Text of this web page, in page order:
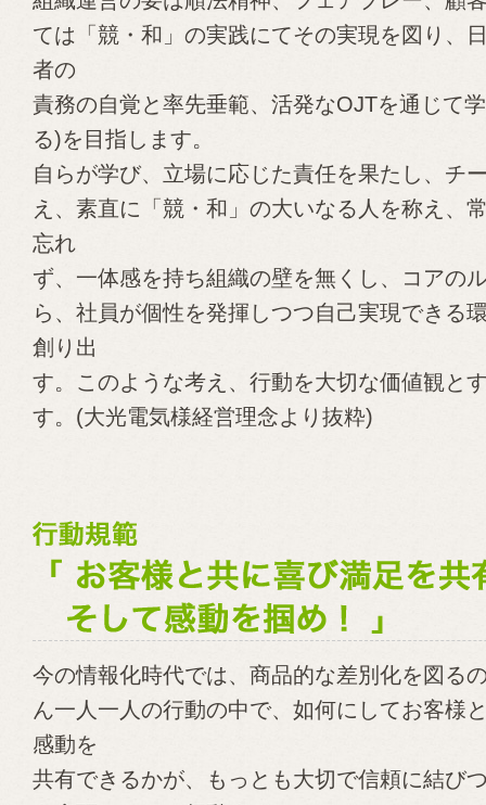
ては「競・和」の実践にてその実現を図り、
者の
責務の自覚と率先垂範、活発なOJTを通じて
る)を目指します。
自らが学び、立場に応じた責任を果たし、チ
え、素直に「競・和」の大いなる人を称え、
忘れ
ず、一体感を持ち組織の壁を無くし、コアの
ら、社員が個性を発揮しつつ自己実現できる
創り出
す。このような考え、行動を大切な価値観と
す。(大光電気様経営理念より抜粋)
今の情報化時代では、商品的な差別化を図る
ん一人一人の行動の中で、如何にしてお客様
感動を
共有できるかが、もっとも大切で信頼に結び